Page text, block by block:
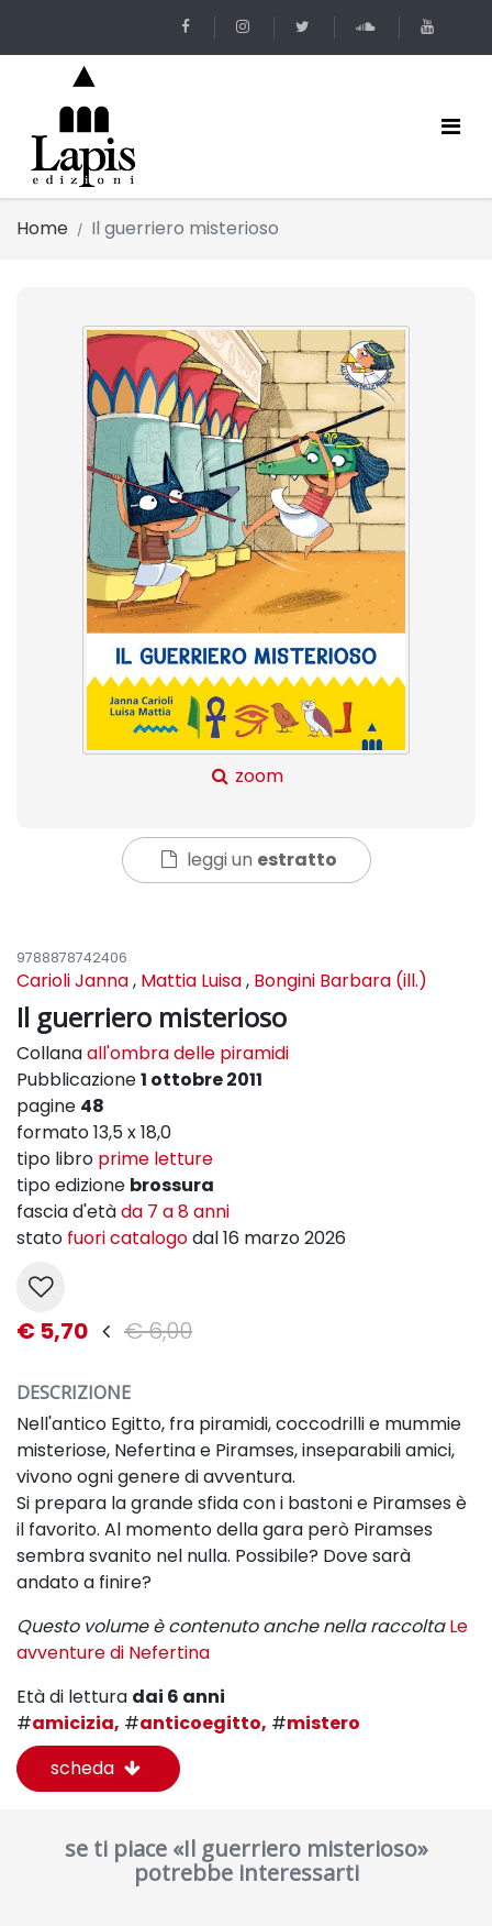
Home Il guerriero misterioso
zoom
leggi un estratto
9788878742406
Carioli Janna, Mattia Luisa, Bongini Barbara (ill.)
Il guerriero misterioso
Collanaall'ombra delle piramidi
Pubblicazione1 ottobre 2011
pagine 48
formato 13,5 x 18,0
tipo libro prime letture
tipo edizione brossura
fascia d'etàda 7 a 8 anni
stato fuori catalogodal 16 marzo 2026
€ 5,70 € 6,00
DESCRIZIONE
Nell'antico Egitto, fra piramidi, coccodrilli e mummie
misteriose, Nefertina e Piramses, inseparabili amici,
vivono ogni genere di avventura.
Si prepara la grande sfida con i bastoni e Piramses è
il favorito. Al momento della gara però Piramses
sembra svanito nel nulla. Possibile? Dove sarà
andato a finire?
Questo volume è contenuto anche nella raccolta Le
avventure di Nefertina
Età di lettura dai 6 anni
#amicizia, #anticoegitto, #mistero
scheda
se ti piace «Il guerriero misterioso»
potrebbe interessarti